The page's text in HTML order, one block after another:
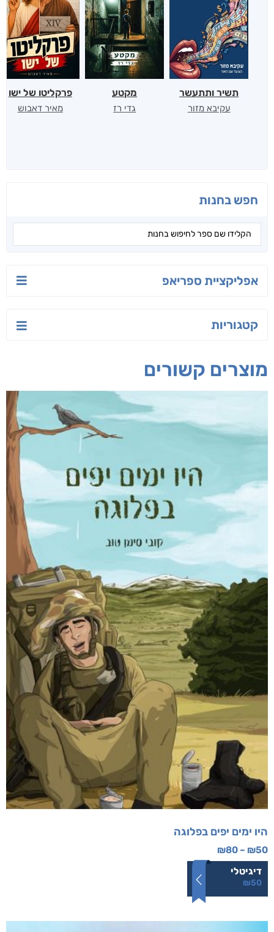
חפש בחנות
אפליקציית ספריאפ
קטגוריות
תשיר ותתעשר
עקיבא מזור
מקטע
גדי רז
פרקליטו של ישו
מאיר דאבוש
מוצרים קשורים
היו ימים יפים בפלוגה
₪50
–
₪80
דיגיטלי
₪50